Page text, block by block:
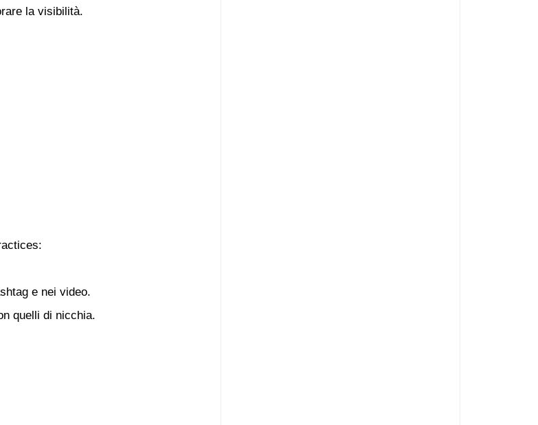
la visibilità.
e nei video.
quelli di nicchia.